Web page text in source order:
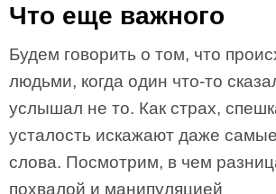
Что еще важного
Будем говорить о том, что
людьми, когда один что-то
услышал не то. Как страх,
усталость искажают даже
слова. Посмотрим, в чем
похвалой и манипуляцией